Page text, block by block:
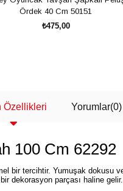
Ördek 40 Cm 50151
₺475,00
Özellikleri Yorumlar(0)
100 Cm 62292
bir tercihtir. Yumuşak dokusu
dekorasyon parçası haline gelir.